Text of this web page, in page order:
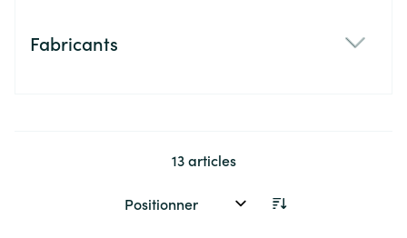
Fabricants
13articles
Trier par: